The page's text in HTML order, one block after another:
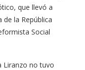
que llevó a
de la República
Social
Liranzo no tuvo